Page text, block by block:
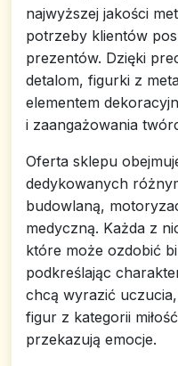
najwyższej jakości
potrzeby klientów
prezentów. Dzięki
detalom, figurki z
elementem
i zaangażowania
Oferta sklepu
dedykowanych
budowlaną,
medyczną. Każda z
które może ozdobić
podkreślając
chcą wyrazić
figur z kategorii
przekazują emocje.